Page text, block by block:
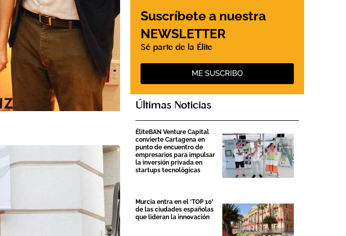
Suscríbete a nuestra
NEWSLETTER
Sé parte de la Élite
ME SUSCRIBO
Últimas Noticias
ÉliteBAN Venture Capital
convierte Cartagena en
punto de encuentro de
empresarios para impulsar
la inversión privada en
startups tecnológicas
Murcia entra en el ‘TOP 10’
de las ciudades españolas
que lideran la innovación